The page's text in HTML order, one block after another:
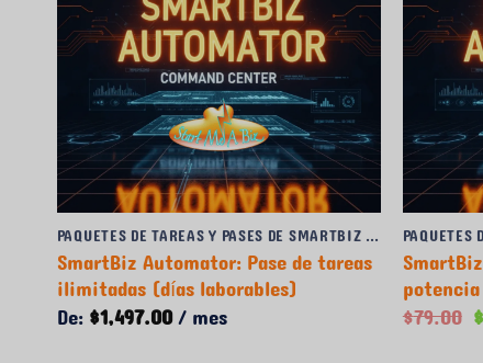
PAQUETES DE TAREAS Y PASES DE SMARTBIZ AUTOMATOR
SmartBiz Automator: Pase de tareas
ilimitadas (días laborables)
De:$1,497.00/ mes $79.00